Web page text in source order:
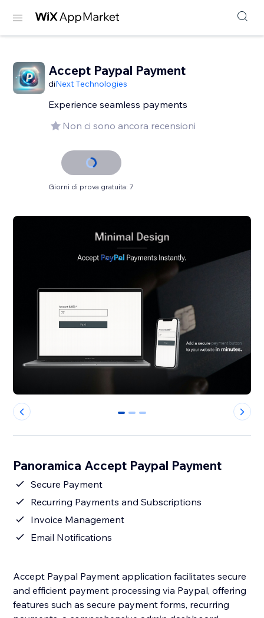
Accept Paypal Payment
diNext Technologies
Experience seamless payments
Non ci sono ancora recensioni
Giorni di prova gratuita: 7
0 1 2
Panoramica Accept Paypal Payment
Secure Payment
Recurring Payments and Subscriptions
Invoice Management
Email Notifications
Accept Paypal Payment application facilitates secure
and efficient payment processing via Paypal, offering
features such as secure payment forms, recurring